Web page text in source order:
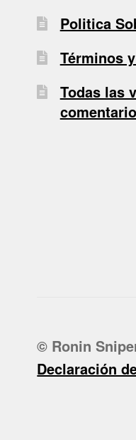
Politica
Términos
Todas las
© Ronin
Declaración